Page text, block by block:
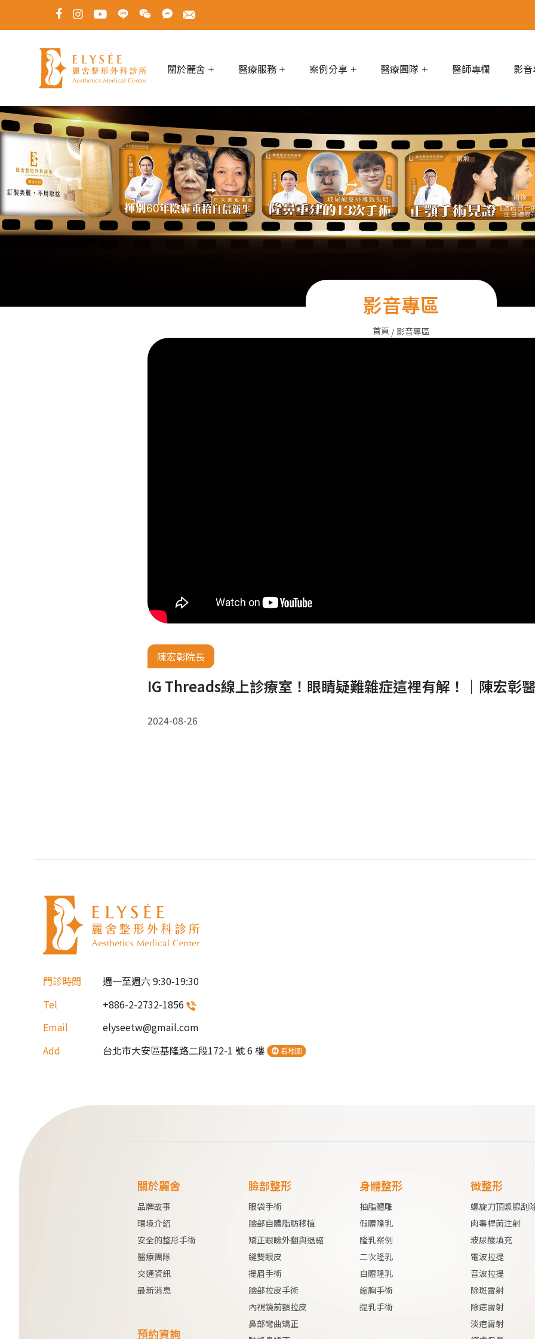
關於麗舍 醫療服務 案例分享 醫療團隊 醫師專欄 影
影音專區
首頁 影音專區
陳宏彰院長
IG Threads線上診療室！眼睛疑難雜症這裡有解！｜陳宏彰
2024-08-26
門診時間 週一至週六9:30-19:30
Tel
+886-2-2732-1856
Email
elyseetw@gmail.com
Add
台北市大安區基隆路二段172-1 號 6 樓
關於麗舍
品牌故事
環境介紹
安全的整形手術
醫療團隊
交通資訊
最新消息
預約資詢
臉部整形
眼袋手術
臉部自體脂肪移植
矯正眼瞼外翻與退縮
縫雙眼皮
提眉手術
臉部拉皮手術
內視鏡前額拉皮
鼻部彎曲矯正
身體整形
抽脂體雕
假體隆乳
隆乳案例
二次隆乳
自體隆乳
縮胸手術
提乳手術
微整形
螺旋刀頂漿腺刮
肉毒桿菌注射
玻尿酸填充
電波拉提
音波拉提
除斑雷射
除痣雷射
淡疤雷射